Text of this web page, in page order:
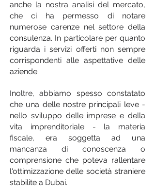
anche la nostra analisi del mercato,
che ci ha permesso di notare
numerose carenze nel settore della
consulenza. In particolare per quanto
riguarda i servizi offerti non sempre
corrispondenti alle aspettative delle
aziende.
Inoltre, abbiamo spesso constatato
che una delle nostre principali leve -
nello sviluppo delle imprese e della
vita imprenditoriale - la materia
fiscale, era soggetta ad una
mancanza di conoscenza o
comprensione che poteva rallentare
l'ottimizzazione delle società straniere
stabilite a Dubai.